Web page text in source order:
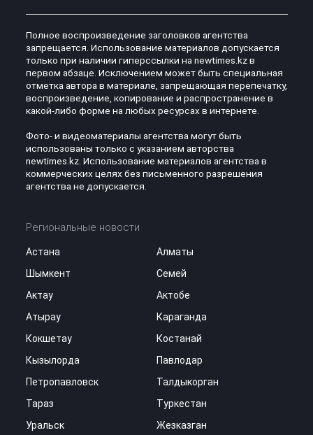
Полное воспроизведение заголовков агентства
запрещается. Использование материалов допускается
только при наличии гиперссылки на newtimes.kz в
первом абзаце. Исключением может быть специальная
отметка автора в материале, запрещающая перепечатку,
воспроизведение, копирование и распространение в
какой-либо форме на любых ресурсах в интернете.
Фото- и видеоматериалы агентства могут быть
использованы только с указанием авторства
newtimes.kz. Использование материалов агентства в
коммерческих целях без письменного разрешения
агентства не допускается.
Региональные новости
Астана
Алматы
Шымкент
Семей
Актау
Актобе
Атырау
Караганда
Кокшетау
Костанай
Кызылорда
Павлодар
Петропавловск
Талдыкорган
Тараз
Туркестан
Уральск
Жезказган